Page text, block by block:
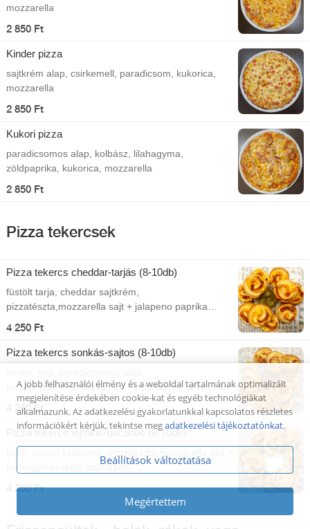
mozzarella
2 850 Ft
Kinder pizza
sajtkrém alap, csirkemell, paradicsom, kukorica,
mozzarella
2 850 Ft
Kukori pizza
paradicsomos alap, kolbász, lilahagyma,
zöldpaprika, kukorica, mozzarella
2 850 Ft
Pizza tekercsek
Pizza tekercs cheddar-tarjás (8-10db)
füstölt tarja, cheddar sajtkrém,
pizzatészta,mozzarella sajt + jalapeno paprika
dobozban
4 250 Ft
Pizza tekercs sonkás-sajtos (8-10db)
pizzatészta,mozzarella sajt + pizzaszósz dobozban
4 250 Ft
Pizza tekercs tejfölös-baconos (8-10db)
tejföl, bacon szalonna, pizzatészta,mozzarella sajt +
fokhagymás tejföl dobozban
4 250 Ft
A jobb felhasználói élmény és a weboldal tartalmának optimalizált
megjelenítése érdekében cookie-kat és egyéb technológiákat
alkalmazunk. Az adatkezelési gyakorlatunkkal kapcsolatos részletes
információkért kérjük, tekintse megadatkezelési tájékoztatónkat.
Beállítások változtatása
Megértettem